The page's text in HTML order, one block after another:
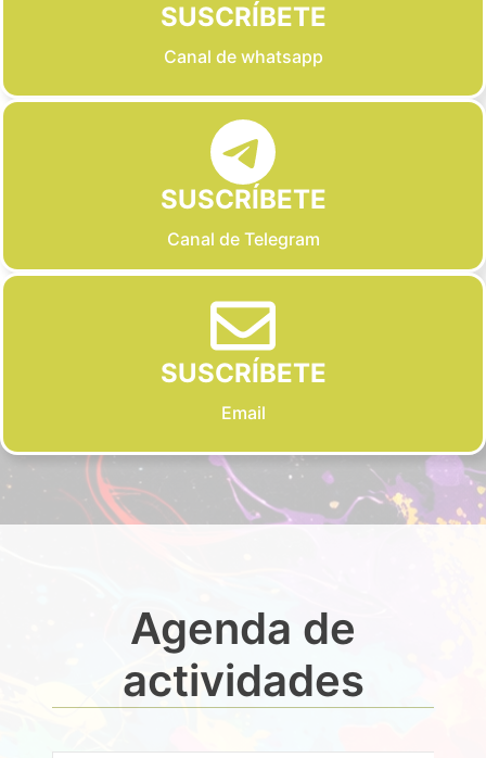
SUSCRÍBETE
Canal de whatsapp
SUSCRÍBETE
Canal de Telegram
SUSCRÍBETE
Email
Agenda de
actividades